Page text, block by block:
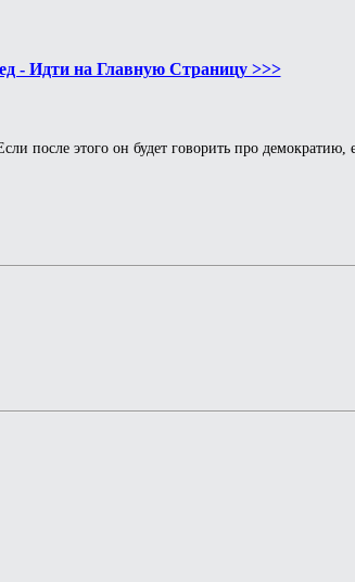
- Идти на Главную Страницу >>>
после этого он будет говорить про демократию,